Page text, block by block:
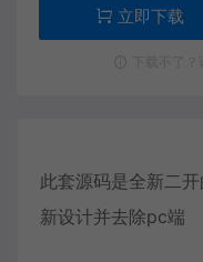
立即下载
此套源码是全新二
新设计并去除pc端